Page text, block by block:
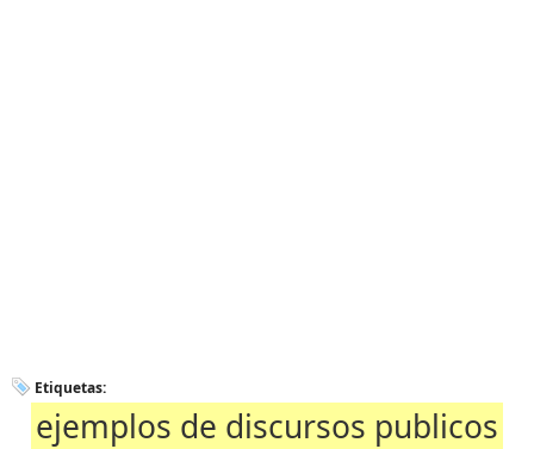
Etiquetas:
ejemplos de discursos publicos